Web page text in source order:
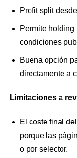
Profit split
Permite holding
condiciones
Buena opción
directamente a
Limitaciones a
El coste final
porque las
o por selector.